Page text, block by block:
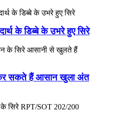
के डिब्बे के उभरे हुए सिरे
सकते हैं आसान खुला अंत